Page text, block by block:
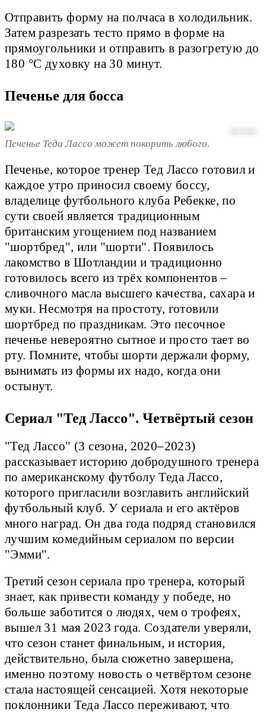
Отправить форму на полчаса в холодильник.
Затем разрезать тесто прямо в форме на
прямоугольники и отправить в разогретую до
180 °С духовку на 30 минут.
Печенье для босса
Печенье Теда Лассо может покорить любого.
Печенье, которое тренер Тед Лассо готовил и
каждое утро приносил своему боссу,
владелице футбольного клуба Ребекке, по
сути своей является традиционным
британским угощением под названием
"шортбред", или "шорти". Появилось
лакомство в Шотландии и традиционно
готовилось всего из трёх компонентов –
сливочного масла высшего качества, сахара и
муки. Несмотря на простоту, готовили
шортбред по праздникам. Это песочное
печенье невероятно сытное и просто тает во
рту. Помните, чтобы шорти держали форму,
вынимать из формы их надо, когда они
остынут.
Сериал "Тед Лассо". Четвёртый сезон
"Тед Лассо" (3 сезона, 2020–2023)
рассказывает историю добродушного тренера
по американскому футболу Теда Лассо,
которого пригласили возглавить английский
футбольный клуб. У сериала и его актёров
много наград. Он два года подряд становился
лучшим комедийным сериалом по версии
"Эмми".
Третий сезон сериала про тренера, который
знает, как привести команду у победе, но
больше заботится о людях, чем о трофеях,
вышел 31 мая 2023 года. Создатели уверяли,
что сезон станет финальным, и история,
действительно, была сюжетно завершена,
именно поэтому новость о четвёртом сезоне
стала настоящей сенсацией. Хотя некоторые
поклонники Теда Лассо переживают, что